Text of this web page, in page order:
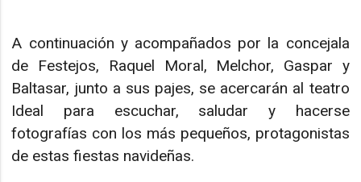
A continuación y acompañados por la concejala
de Festejos, Raquel Moral, Melchor, Gaspar y
Baltasar, junto a sus pajes, se acercarán al teatro
Ideal para escuchar, saludar y hacerse
fotografías con los más pequeños, protagonistas
de estas fiestas navideñas.